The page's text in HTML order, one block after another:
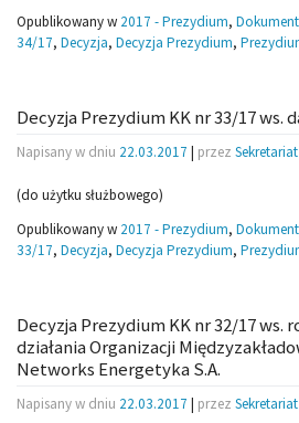
Opublikowany w 2017 - Prezydium,
34/17, Decyzja, Decyzja Prezydium,
Decyzja Prezydium KK nr 33/17 ws.
Napisany w dniu 22.03.2017 | przez
(do użytku służbowego)
Opublikowany w 2017 - Prezydium,
33/17, Decyzja, Decyzja Prezydium,
Decyzja Prezydium KK nr 32/17 ws.
działania Organizacji
Networks Energetyka S.A.
Napisany w dniu 22.03.2017 | przez